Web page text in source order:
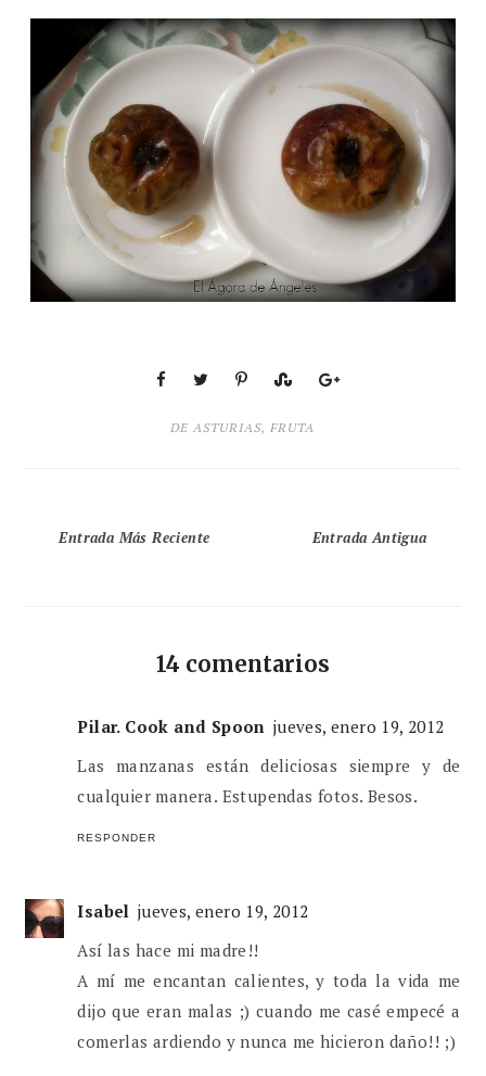
DE ASTURIAS, FRUTA
Entrada Más Reciente Entrada Antigua
14 comentarios
Pilar. Cook and Spoon jueves, enero 19, 2012
Las manzanas están deliciosas siempre y de
cualquier manera. Estupendas fotos. Besos.
RESPONDER
Isabel jueves, enero 19, 2012
Así las hace mi madre!!
A mí me encantan calientes, y toda la vida me
dijo que eran malas ;) cuando me casé empecé a
comerlas ardiendo y nunca me hicieron daño!! ;)